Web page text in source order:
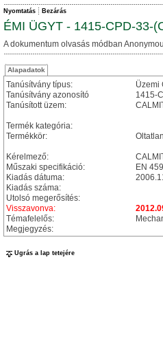
Nyomtatás Bezárás
ÉMI ÜGYT - 1415-CPD-33-
A dokumentum olvasás módban
Alapadatok
Tanúsítvány típus:
Üzemi
Tanúsítvány azonosító
1415-
Tanúsított üzem:
Termék kategória:
Termékkör:
Kérelmező:
Műszaki specifikáció:
EN
Kiadás dátuma:
Kiadás száma:
Utolsó megerősítés:
Visszavonva:
Témafelelős:
Megjegyzés:
Ugrás a lap tetejére